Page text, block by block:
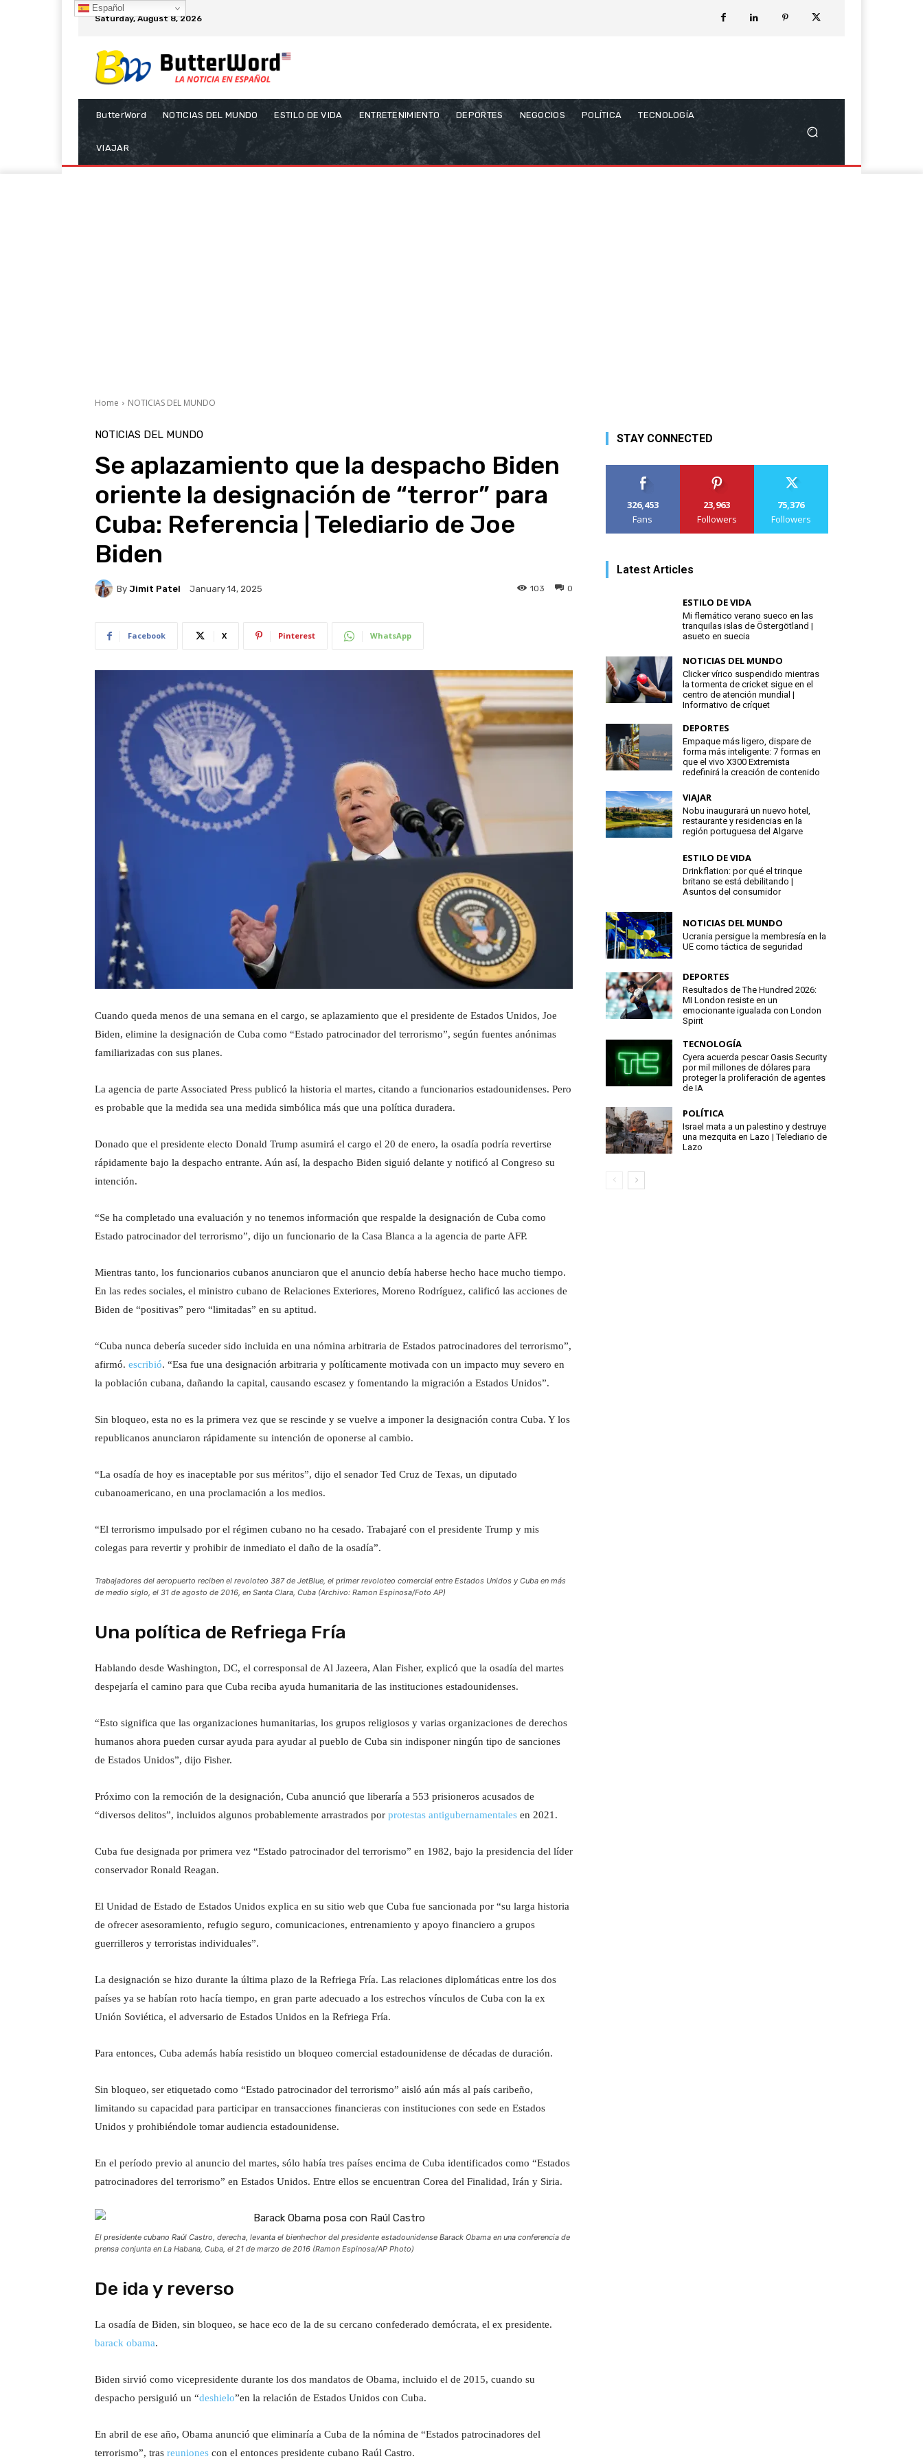
Saturday, August 8, 2026
ButterWord NOTICIAS DEL MUNDO ESTILO DE VIDA ENTRETENIMIENTO DEPORTES NEGOCIOS POLÍTICA TECNOLOGÍA
VIAJAR
Home NOTICIAS DEL MUNDO
NOTICIAS DEL MUNDO
Se aplazamiento que la despacho Biden
oriente la designación de “terror” para
Cuba: Referencia | Telediario de Joe
Biden
By Jimit Patel January 14, 2025 0
103
Facebook X Pinterest WhatsApp
Cuando queda menos de una semana en el cargo, se aplazamiento que el presidente de Estados Unidos, Joe
Biden, elimine la designación de Cuba como “Estado patrocinador del terrorismo”, según fuentes anónimas
familiarizadas con sus planes.
La agencia de parte Associated Press publicó la historia el martes, citando a funcionarios estadounidenses. Pero
es probable que la medida sea una medida simbólica más que una política duradera.
Donado que el presidente electo Donald Trump asumirá el cargo el 20 de enero, la osadía podría revertirse
rápidamente bajo la despacho entrante. Aún así, la despacho Biden siguió delante y notificó al Congreso su
intención.
“Se ha completado una evaluación y no tenemos información que respalde la designación de Cuba como
Estado patrocinador del terrorismo”, dijo un funcionario de la Casa Blanca a la agencia de parte AFP.
Mientras tanto, los funcionarios cubanos anunciaron que el anuncio debía haberse hecho hace mucho tiempo.
En las redes sociales, el ministro cubano de Relaciones Exteriores, Moreno Rodríguez, calificó las acciones de
Biden de “positivas” pero “limitadas” en su aptitud.
“Cuba nunca debería suceder sido incluida en una nómina arbitraria de Estados patrocinadores del terrorismo”,
afirmó. escribió. “Esa fue una designación arbitraria y políticamente motivada con un impacto muy severo en
la población cubana, dañando la capital, causando escasez y fomentando la migración a Estados Unidos”.
Sin bloqueo, esta no es la primera vez que se rescinde y se vuelve a imponer la designación contra Cuba. Y los
republicanos anunciaron rápidamente su intención de oponerse al cambio.
“La osadía de hoy es inaceptable por sus méritos”, dijo el senador Ted Cruz de Texas, un diputado
cubanoamericano, en una proclamación a los medios.
“El terrorismo impulsado por el régimen cubano no ha cesado. Trabajaré con el presidente Trump y mis
colegas para revertir y prohibir de inmediato el daño de la osadía”.
Trabajadores del aeropuerto reciben el revoloteo 387 de JetBlue, el primer revoloteo comercial entre Estados Unidos y Cuba en más
de medio siglo, el 31 de agosto de 2016, en Santa Clara, Cuba (Archivo: Ramon Espinosa/Foto AP)
Una política de Refriega Fría
Hablando desde Washington, DC, el corresponsal de Al Jazeera, Alan Fisher, explicó que la osadía del martes
despejaría el camino para que Cuba reciba ayuda humanitaria de las instituciones estadounidenses.
“Esto significa que las organizaciones humanitarias, los grupos religiosos y varias organizaciones de derechos
humanos ahora pueden cursar ayuda para ayudar al pueblo de Cuba sin indisponer ningún tipo de sanciones
de Estados Unidos”, dijo Fisher.
Próximo con la remoción de la designación, Cuba anunció que liberaría a 553 prisioneros acusados ​​de
“diversos delitos”, incluidos algunos probablemente arrastrados por protestas antigubernamentales en 2021.
Cuba fue designada por primera vez “Estado patrocinador del terrorismo” en 1982, bajo la presidencia del líder
conservador Ronald Reagan.
El Unidad de Estado de Estados Unidos explica en su sitio web que Cuba fue sancionada por “su larga historia
de ofrecer asesoramiento, refugio seguro, comunicaciones, entrenamiento y apoyo financiero a grupos
guerrilleros y terroristas individuales”.
La designación se hizo durante la última plazo de la Refriega Fría. Las relaciones diplomáticas entre los dos
países ya se habían roto hacía tiempo, en gran parte adecuado a los estrechos vínculos de Cuba con la ex
Unión Soviética, el adversario de Estados Unidos en la Refriega Fría.
Para entonces, Cuba además había resistido un bloqueo comercial estadounidense de décadas de duración.
Sin bloqueo, ser etiquetado como “Estado patrocinador del terrorismo” aisló aún más al país caribeño,
limitando su capacidad para participar en transacciones financieras con instituciones con sede en Estados
Unidos y prohibiéndole tomar audiencia estadounidense.
En el período previo al anuncio del martes, sólo había tres países encima de Cuba identificados como “Estados
patrocinadores del terrorismo” en Estados Unidos. Entre ellos se encuentran Corea del Finalidad, Irán y Siria.
El presidente cubano Raúl Castro, derecha, levanta el bienhechor del presidente estadounidense Barack Obama en una conferencia de
prensa conjunta en La Habana, Cuba, el 21 de marzo de 2016 (Ramon Espinosa/AP Photo)
De ida y reverso
La osadía de Biden, sin bloqueo, se hace eco de la de su cercano confederado demócrata, el ex presidente.
barack obama.
Biden sirvió como vicepresidente durante los dos mandatos de Obama, incluido el de 2015, cuando su
despacho persiguió un “deshielo”en la relación de Estados Unidos con Cuba.
En abril de ese año, Obama anunció que eliminaría a Cuba de la nómina de “Estados patrocinadores del
terrorismo”, tras reuniones con el entonces presidente cubano Raúl Castro.
STAY CONNECTED
326,453
Fans
23,963
Followers
75,376
Followers
Latest Articles
ESTILO DE VIDA
Mi flemático verano sueco en las
tranquilas islas de Östergötland |
asueto en suecia
NOTICIAS DEL MUNDO
Clicker vírico suspendido mientras
la tormenta de cricket sigue en el
centro de atención mundial |
Informativo de críquet
DEPORTES
Empaque más ligero, dispare de
forma más inteligente: 7 formas en
que el vivo X300 Extremista
redefinirá la creación de contenido
VIAJAR
Nobu inaugurará un nuevo hotel,
restaurante y residencias en la
región portuguesa del Algarve
ESTILO DE VIDA
Drinkflation: por qué el trinque
britano se está debilitando |
Asuntos del consumidor
NOTICIAS DEL MUNDO
Ucrania persigue la membresía en la
UE como táctica de seguridad
DEPORTES
Resultados de The Hundred 2026:
MI London resiste en un
emocionante igualada con London
Spirit
TECNOLOGÍA
Cyera acuerda pescar Oasis Security
por mil millones de dólares para
proteger la proliferación de agentes
de IA
POLÍTICA
Israel mata a un palestino y destruye
una mezquita en Lazo | Telediario de
Lazo
Español